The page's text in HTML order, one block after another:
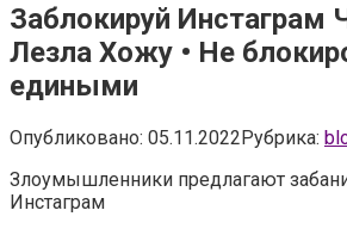
Заблокируй Инстаграм
Лезла Хожу • Не
едиными
Опубликовано: 05.11.2022Рубрика:
Злоумышленники предлагают
Инстаграм